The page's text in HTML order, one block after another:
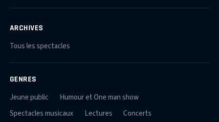
ARCHIVES
Tous les spectacles
GENRES
Jeune public
Humour et One man show
Spectacles musicaux
Lectures
Concerts